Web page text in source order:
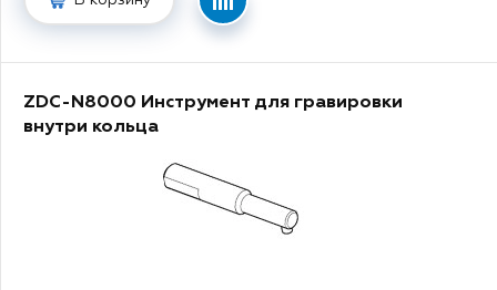
ZDC-N8000 Инструмент для гравировки
внутри кольца